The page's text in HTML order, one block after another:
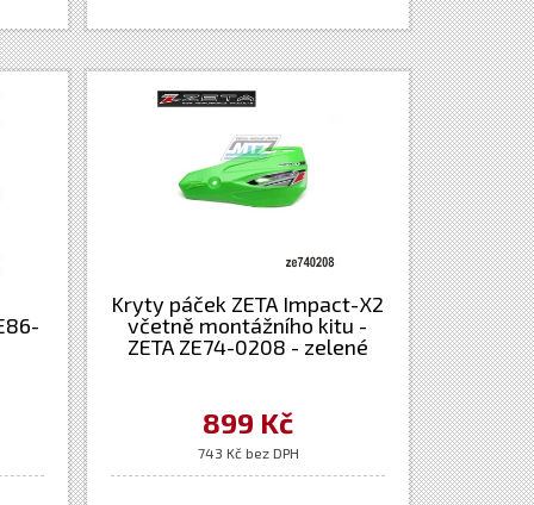
Kryty páček ZETA Impact-X2
včetně montážního kitu -
ZETA ZE74-0208 - zelené
899 Kč
743 Kč bez DPH